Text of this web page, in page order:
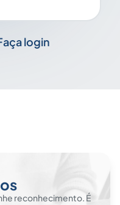
login
reconhecimento. É